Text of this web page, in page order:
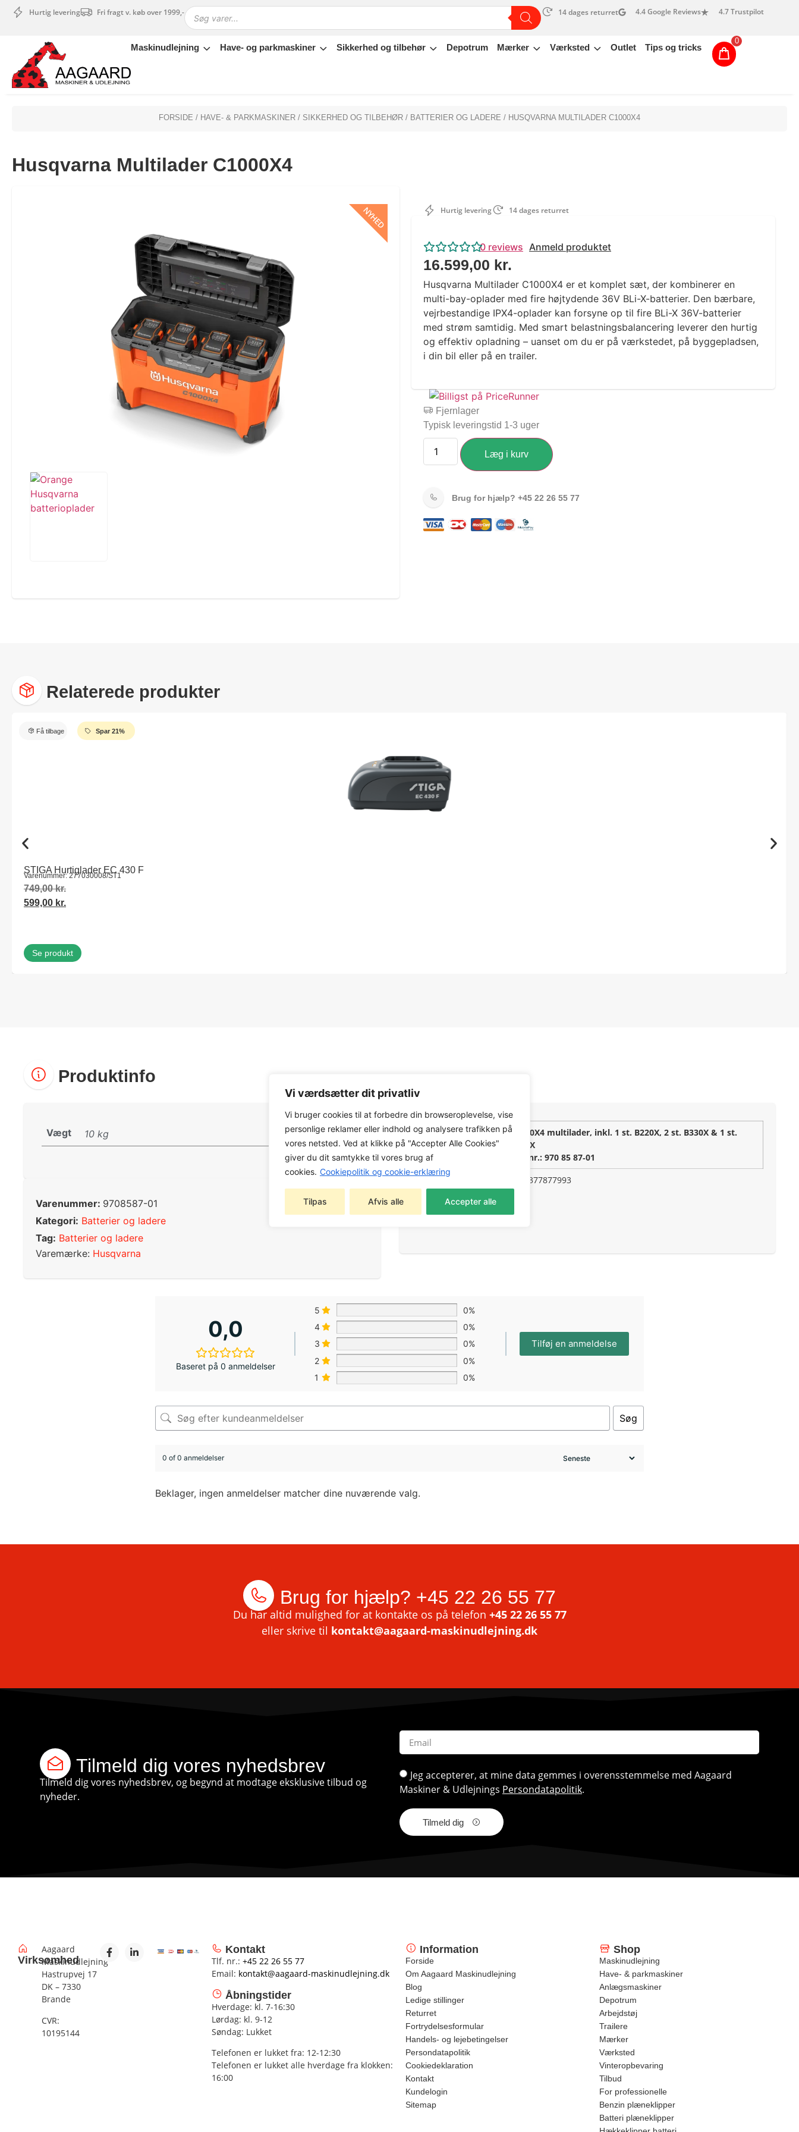
Vi værdsætter dit privatliv
Vi bruger cookies til at forbedre din browseroplevelse, vise
personlige reklamer eller indhold og analysere trafikken på
vores netsted. Ved at klikke på "Accepter Alle Cookies"
giver du dit samtykke til vores brug af
cookies. Cookiepolitik og cookie-erklæring
Tilpas Afvis alle Accepter alle
Hurtig levering Fri fragt v. køb over 1999,- 14 dages returret 4.4 Google Reviews 4.7 Trustpilot
Maskinudlejning Have- og parkmaskiner Sikkerhed og tilbehør Depotrum Mærker Værksted Outlet Tips og tricks
0
Maskinudlejning
Have- og parkmaskiner
Sikkerhed og tilbehør
Outlet
Tips og tricks
FORSIDE / HAVE- & PARKMASKINER / SIKKERHED OG TILBEHØR / BATTERIER OG LADERE / HUSQVARNA MULTILADER C1000X4
Husqvarna Multilader C1000X4
NYHED Hurtig levering 14 dages returret
0 reviews Anmeld produktet
16.599,00 kr.
Husqvarna Multilader C1000X4 er et komplet sæt, der kombinerer en
multi-bay-oplader med fire højtydende 36V BLi-X-batterier. Den bærbare,
vejrbestandige IPX4-oplader kan forsyne op til fire BLi-X 36V-batterier
med strøm samtidig. Med smart belastningsbalancering leverer den hurtig
og effektiv opladning – uanset om du er på værkstedet, på byggepladsen,
i din bil eller på en trailer.
Fjernlager
Typisk leveringstid 1-3 uger
Læg i kurv
Brug for hjælp? +45 22 26 55 77
Relaterede produkter
Få tilbage Spar 21%
STIGA Hurtiglader EC 430 F
Varenummer: 277030008/ST1
749,00kr.
599,00 kr.
Se produkt
Produktinfo
Vægt 10 kg
Varenummer: 9708587-01
Kategori: Batterier og ladere
Tag: Batterier og ladere
Varemærke: Husqvarna
Produktdata
C1000X4 multilader, inkl. 1 st. B220X, 2 st. B330X & 1 st.
B540X
Varenr.: 970 85 87‑01
GTIN-
13/EAN
7333377877993
0,0
Baseret på 0 anmeldelser
5
0%
4
0%
3
0%
2
0%
1
0%
Tilføj en anmeldelse
Søg
0 of 0 anmeldelser
Beklager, ingen anmeldelser matcher dine nuværende valg.
Brug for hjælp? +45 22 26 55 77
Du har altid mulighed for at kontakte os på telefon +45 22 26 55 77
eller skrive til kontakt@aagaard-maskinudlejning.dk
Tilmeld dig vores nyhedsbrev
Tilmeld dig vores nyhedsbrev, og begynd at modtage eksklusive tilbud og
nyheder.
Jeg accepterer, at mine data gemmes i overensstemmelse med Aagaard
Maskiner & Udlejnings Persondatapolitik.
Tilmeld dig
Virksomhed
Aagaard
Maskinudlejning
Hastrupvej 17
DK – 7330
Brande
CVR:
10195144
Kontakt
Tlf. nr.: +45 22 26 55 77
Email: kontakt@aagaard-maskinudlejning.dk
Åbningstider
Hverdage: kl. 7-16:30
Lørdag: kl. 9-12
Søndag: Lukket
Telefonen er lukket fra: 12-12:30
Telefonen er lukket alle hverdage fra klokken:
16:00
Information
Forside
Om Aagaard Maskinudlejning
Blog
Ledige stillinger
Returret
Fortrydelsesformular
Handels- og lejebetingelser
Persondatapolitik
Cookiedeklaration
Kontakt
Kundelogin
Sitemap
Shop
Maskinudlejning
Have- & parkmaskiner
Anlægsmaskiner
Depotrum
Arbejdstøj
Trailere
Mærker
Værksted
Vinteropbevaring
Tilbud
For professionelle
Benzin plæneklipper
Batteri plæneklipper